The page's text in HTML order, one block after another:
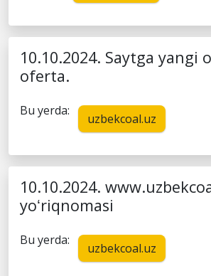
10.10.2024. Saytga yangi
oferta.
Bu yerda:
uzbekcoal.uz
10.10.2024.
yoʻriqnomasi
Bu yerda:
uzbekcoal.uz